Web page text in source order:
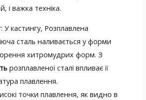
і важка техніка.
: У кастингу, Розплавлена ​​
сталь наливається у форми
хитромудрих форм. З
розплавленої сталі впливає її
плавлення.
точки плавлення, як видно в